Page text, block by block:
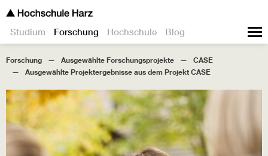
Studium Forschung Hochschule Blog
Forschung Ausgewählte Forschungsprojekte
CASE
Ausgewählte Projektergebnisse aus dem Projekt CASE